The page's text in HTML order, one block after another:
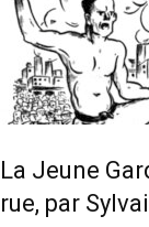
La Jeune
rue, par